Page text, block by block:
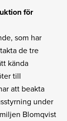
för
som har
de tre
kända
till
att beakta
under
Blomqvist